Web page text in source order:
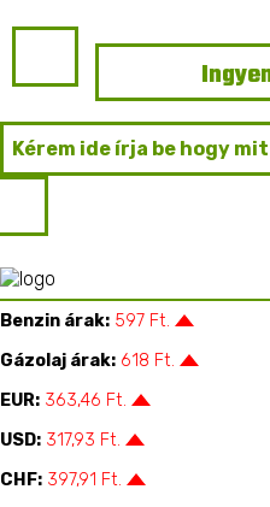
Benzin árak: 597 Ft.
Gázolaj árak: 618 Ft.
EUR: 363,46 Ft.
USD: 317,93 Ft.
CHF: 397,91 Ft.
Mezőgazdasági Gépek